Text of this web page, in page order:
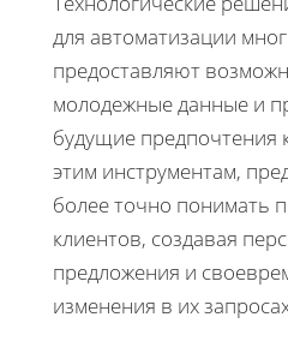
для автоматизации
предоставляют
молодежные данные и
будущие предпочтения
этим инструментам,
более точно понимать
клиентов, создавая
предложения и
изменения в их